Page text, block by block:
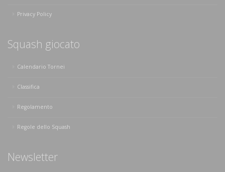
Privacy Policy
Squash giocato
Calendario Tornei
Classifica
Regolamento
Regole dello Squash
Newsletter